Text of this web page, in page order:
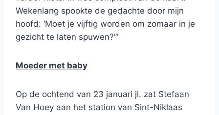
Wekenlang spookte de gedachte door mijn
hoofd: ‘Moet je vijftig worden om zomaar in je
gezicht te laten spuwen?’”
Moeder met baby
Op de ochtend van 23 januari jl. zat Stefaan
Van Hoey aan het station van Sint-Niklaas